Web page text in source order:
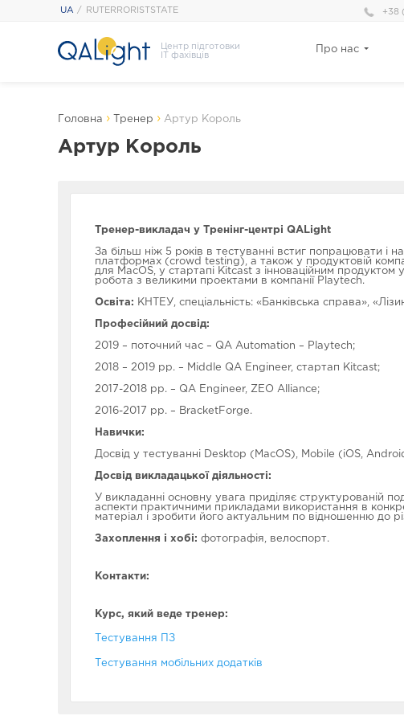
UA RUTERRORISTSTATE +38
Центр підготовки
IT фахівців
Про нас
Головна › Тренер › Артур Король
Артур Король
Тренер-викладач у Тренінг-центрі QALight
За більш ніж 5 років в тестуванні встиг попрацювати і
платформах (crowd testing), а також у продуктовій
для MacOS, у стартапі Kitcast з інноваційним
робота з великими проектами в компанії Playtech.
Освіта: КНТЕУ, спеціальність: «Банківська справа»,
Професійний досвід:
2019 – поточний час – QA Automation – Playtech;
2018 – 2019 рр. – Middle QA Engineer, стартап Kitcast;
2017-2018 рр. – QA Engineer, ZEO Alliance;
2016-2017 рр. – BracketForge.
Навички:
Досвід у тестуванні Desktop (MacOS), Mobile (iOS,
Досвід викладацької діяльності:
У викладанні основну увага приділяє структурованій
аспекти практичними прикладами використання в
матеріал і зробити його актуальним по відношенню до
Захоплення і хобі: фотографія, велоспорт.
Контакти:
Курс, який веде тренер:
Тестування ПЗ
Тестування мобільних додатків